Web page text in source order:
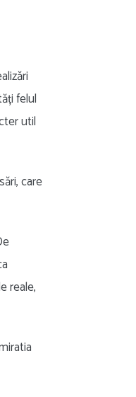
felul
util
care
reale,